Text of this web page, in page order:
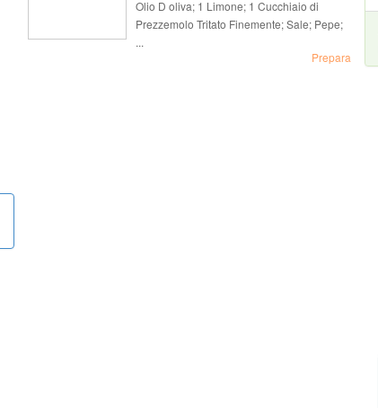
Olio D oliva; 1 Limone; 1 Cucchiaio di
Prezzemolo Tritato Finemente; Sale; Pepe;
...
Prepara